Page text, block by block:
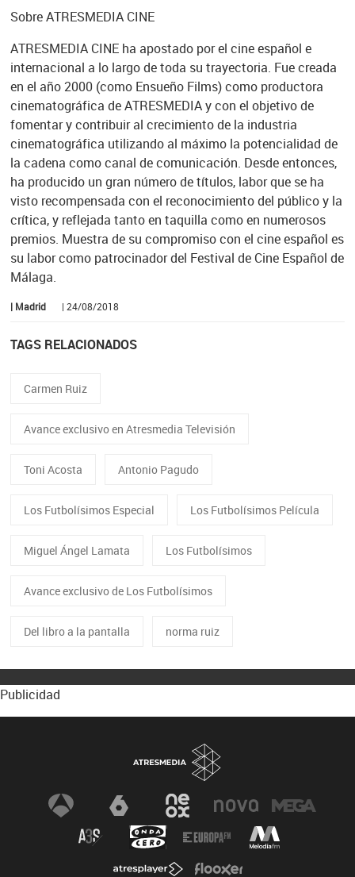
Sobre ATRESMEDIA CINE
ATRESMEDIA CINE ha apostado por el cine español e
internacional a lo largo de toda su trayectoria. Fue creada
en el año 2000 (como Ensueño Films) como productora
cinematográfica de ATRESMEDIA y con el objetivo de
fomentar y contribuir al crecimiento de la industria
cinematográfica utilizando al máximo la potencialidad de
la cadena como canal de comunicación. Desde entonces,
ha producido un gran número de títulos, labor que se ha
visto recompensada con el reconocimiento del público y la
crítica, y reflejada tanto en taquilla como en numerosos
premios. Muestra de su compromiso con el cine español es
su labor como patrocinador del Festival de Cine Español de
Málaga.
| Madrid | 24/08/2018
TAGS RELACIONADOS
Carmen Ruiz
Avance exclusivo en Atresmedia Televisión
Toni Acosta Antonio Pagudo
Los Futbolísimos Especial Los Futbolísimos Película
Miguel Ángel Lamata Los Futbolísimos
Avance exclusivo de Los Futbolísimos
Del libro a la pantalla norma ruiz
Publicidad